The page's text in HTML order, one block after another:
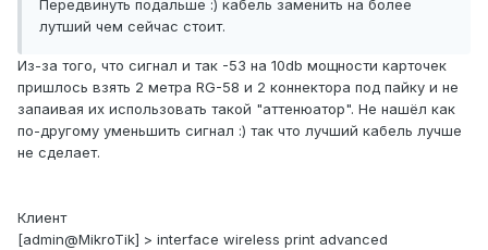
Передвинуть подальше :) кабель заменить на более
лутший чем сейчас стоит.
Из-за того, что сигнал и так -53 на 10db мощности карточек
пришлось взять 2 метра RG-58 и 2 коннектора под пайку и не
запаивая их использовать такой "аттенюатор". Не нашёл как
по-другому уменьшить сигнал :) так что лучший кабель лучше
не сделает.
Клиент
[admin@MikroTik] > interface wireless print advanced